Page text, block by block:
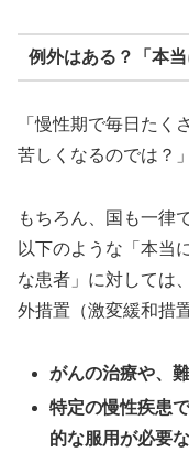
例外はある？「本
「慢性期で毎日たく
苦しくなるのでは？
もちろん、国も一律
以下のような「本当
な患者」に対しては
外措置（激変緩和措
がんの治療や、
特定の慢性疾患
的な服用が必要